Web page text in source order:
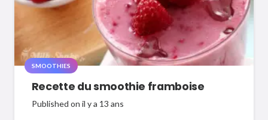
SMOOTHIES
Recette du smoothie framboise
Published on il y a 13 ans